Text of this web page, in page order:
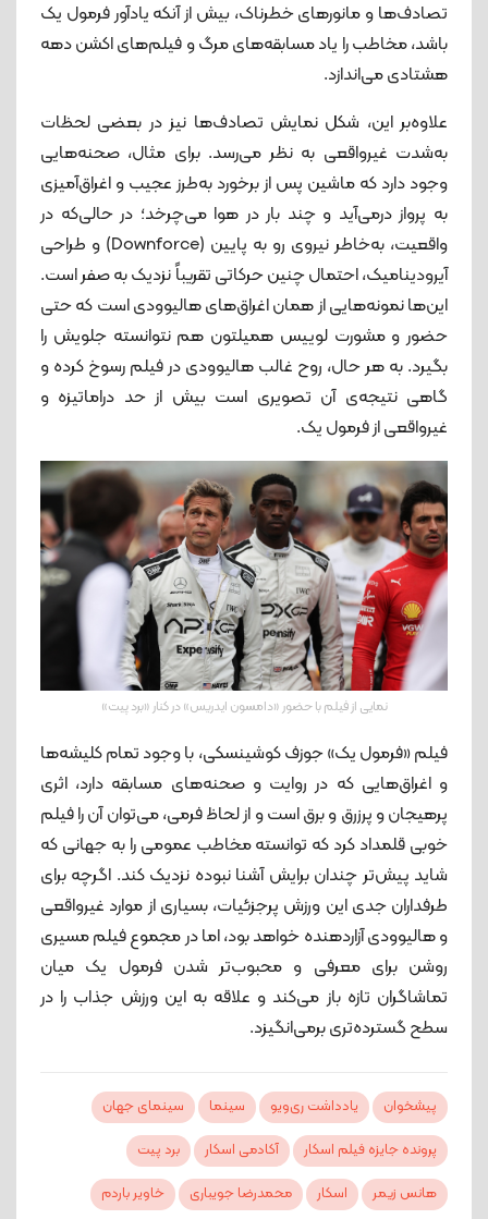
تصادف‌ها و مانورهای خطرناک، بیش از آنکه یادآور فرمول یک
باشد، مخاطب را یاد مسابقه‌های مرگ و فیلم‌های اکشن دهه
هشتادی می‌اندازد.
علاوه‌بر این، شکل نمایش تصادف‌ها نیز در بعضی لحظات
به‌شدت غیرواقعی به نظر می‌رسد. برای مثال، صحنه‌هایی
وجود دارد که ماشین پس از برخورد به‌طرز عجیب و اغراق‌آمیزی
به پرواز درمی‌آید و چند بار در هوا می‌چرخد؛ در حالی‌که در
واقعیت، به‌خاطر نیروی رو به پایین (Downforce) و طراحی
آیرودینامیک، احتمال چنین حرکاتی تقریباً نزدیک به صفر است.
این‌ها نمونه‌هایی از همان اغراق‌های هالیوودی است که حتی
حضور و مشورت لوییس همیلتون هم نتوانسته جلویش را
بگیرد. به هر حال، روح غالب هالیوودی در فیلم رسوخ کرده و
گاهی نتیجه‌ی آن تصویری است بیش از حد دراماتیزه و
غیرواقعی از فرمول یک.
نمایی از فیلم با حضور «دامسون ایدریس» در کنار «برد پیت»
فیلم «فرمول یک» جوزف کوشینسکی، با وجود تمام کلیشه‌ها
و اغراق‌هایی که در روایت و صحنه‌های مسابقه دارد، اثری
پرهیجان و پرزرق‌ و برق است و از لحاظ فرمی، می‌توان آن را فیلم
خوبی قلمداد کرد که توانسته مخاطب عمومی را به جهانی که
شاید پیش‌تر چندان برایش آشنا نبوده نزدیک کند. اگرچه برای
طرفداران جدی این ورزش پرجزئیات، بسیاری از موارد غیرواقعی
و هالیوودی آزاردهنده خواهد بود، اما در مجموع فیلم مسیری
روشن برای معرفی و محبوب‌تر شدن فرمول یک میان
تماشاگران تازه باز می‌کند و علاقه به این ورزش جذاب را در
سطح گسترده‌تری برمی‌انگیزد.
پیشخوان یادداشت ری‌ویو سینما
سینمای جهان
پرونده جایزه فیلم اسکار
آکادمی اسکار
برد پیت
هانس زیمر
اسکار محمدرضا جویباری
خاویر باردم